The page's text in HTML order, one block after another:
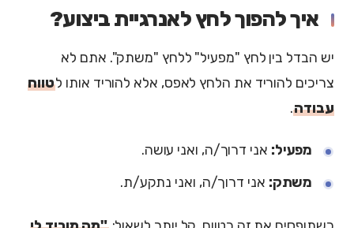
איך להפוך לחץ לאנרגיית ביצוע?
יש הבדל בין לחץ "מפעיל" ללחץ "משתק". אתם לא
צריכים להוריד את הלחץ לאפס, אלא להוריד אותו לטווח
עבודה.
מפעיל: אני דרוך/ה, ואני עושה.
משתק: אני דרוך/ה, ואני נתקע/ת.